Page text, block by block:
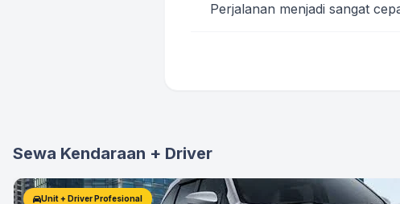
Perjalanan menjadi sangat
Sewa Kendaraan + Driver
Unit + Driver Profesional